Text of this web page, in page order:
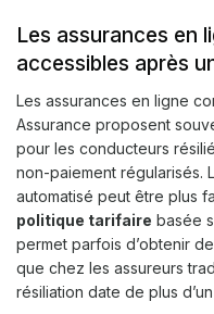
Les assurances en
accessibles après
Les assurances en ligne
Assurance proposent
pour les conducteurs
non-paiement régularisés.
automatisé peut être plus
politique tarifaire basée
permet parfois d’obtenir
que chez les assureurs
résiliation date de plus